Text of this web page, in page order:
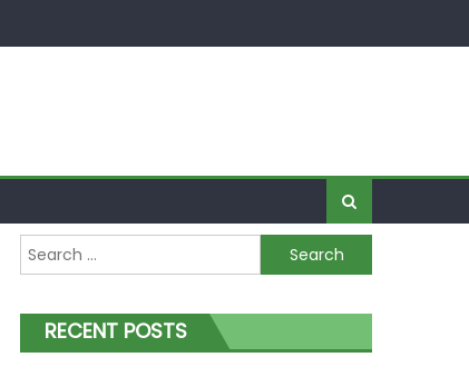
Search
for:
RECENT POSTS